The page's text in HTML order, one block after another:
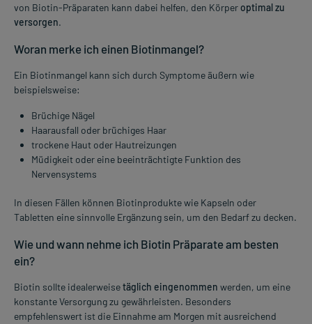
von Biotin-Präparaten kann dabei helfen, den Körperoptimal zu
versorgen.
Woran merke ich einen Biotinmangel?
Ein Biotinmangel kann sich durch Symptome äußern wie
beispielsweise:
Brüchige Nägel
Haarausfall oder brüchiges Haar
trockene Haut oder Hautreizungen
Müdigkeit oder eine beeinträchtigte Funktion des
Nervensystems
In diesen Fällen können Biotinprodukte wie Kapseln oder
Tabletten eine sinnvolle Ergänzung sein, um den Bedarf zu decken.
Wie und wann nehme ich Biotin Präparate am besten
ein?
Biotin sollte idealerweisetäglich eingenommen werden, um eine
konstante Versorgung zu gewährleisten. Besonders
empfehlenswert ist die Einnahme am Morgen mit ausreichend